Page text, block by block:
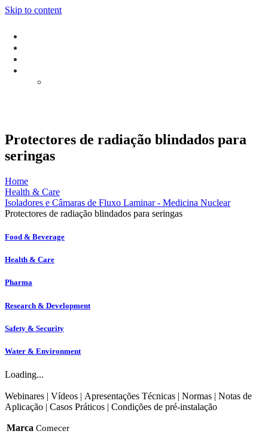
Skip to content
Protectores de radiação blindados para
seringas
Home
Health & Care
Isoladores e Câmaras de Fluxo Laminar - Medicina Nuclear
Protectores de radiação blindados para seringas
Food & Beverage
Health & Care
Pharma
Research & Development
Safety & Security
Water & Environment
Loading...
Webinares | Vídeos | Apresentações Técnicas | Normas | Notas de
Aplicação | Casos Práticos | Condições de pré-instalação
Marca Comecer